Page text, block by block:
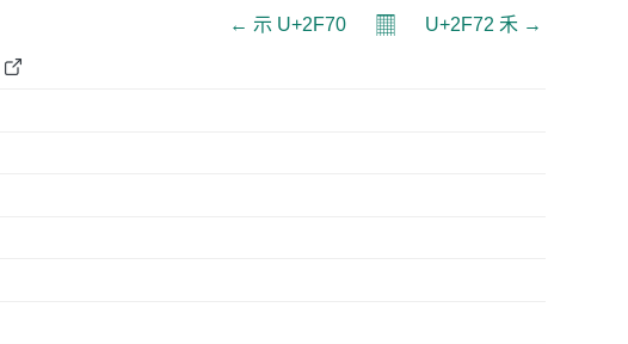
← ⽰ U+2F70 𝄜 U+2F72 ⽲ →